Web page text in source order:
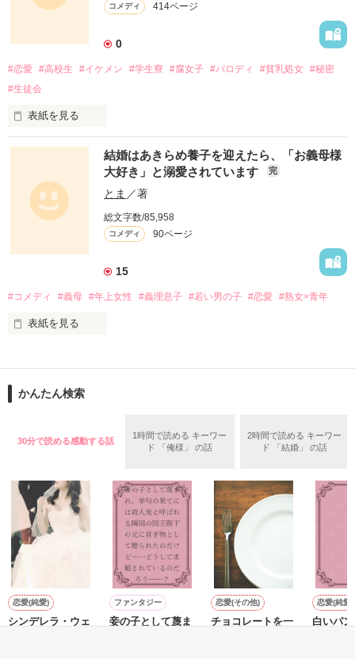
「っうるさい！俺の近くに寄ってくんな」
どんなに冷たくされても
読者数378名100万PV突破(2015.05.12)
読者数668名200万PV突破(2015.06.18)
読者数819名300万PV突破(2015.07.30)
読者数960名400万PV突破(2015.09.06)
読者数1104名500万PV突破(2015.11.09)
読者数1280名600万PV突破(2016.02.22)
読者数1434名700万PV突破(2016.04.20)
コメディ 414ページ
0
#恋愛 #高校生 #イケメン #学生寮 #腐女子 #パロディ #貧乳処女 #秘密
#生徒会
表紙を見る
｡o○ﾟ+.(☆)ﾟ+.○o。｡o○ﾟ+.(☆)ﾟ
俺の名前は遠山遥。
少し変わった学生寮で
住めば都の
”蘭藤荘”（ﾗﾝﾄｳｿｳ）
変態のスペシャリストの集まる
最恐の学生寮であった。
俺　の　新　し　い　生　活、
大　丈　夫　な の
結婚はあきらめ養子を迎えたら、「お義母様
大好き」と溺愛されています
完
とま ／著
総文字数/85,958
コメディ 90ページ
15
#コメディ #義母 #年上女性 #義理息子 #若い男の子 #恋愛 #熟女×青年
表紙を見る
「女に公爵が務まるものか」
養子を迎えれば、問題ないですよね？
養子候補として執事連れてきた子どもは思ったより大きな子供
でした。
１８歳熟女好きと３０歳の女公爵が織りなすコメディ！
かんたん検索
30分で読める感動する話
1時間で読める キーワー
ド 「俺様」 の話
2時間で読める キーワー
ド 「結婚」 の話
恋愛(純愛)
シンデレラ・ウェ
ファンタジー
妾の子として蔑ま
恋愛(その他)
チョコレートを一
恋愛(純愛)
白いパ